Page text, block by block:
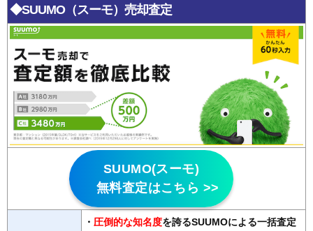
◆SUUMO（スーモ）売却査定
SUUMO(スーモ)
無料査定はこちら >>
・ 圧倒的な知名度を誇るSUUMOによる一括査定